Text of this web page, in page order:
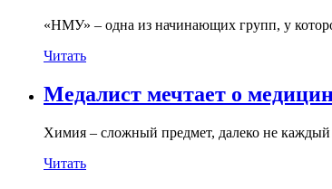
«НМУ» – одна из начинающих групп, у
Читать
Медалист мечтает о
Химия – сложный предмет, далеко не
Читать